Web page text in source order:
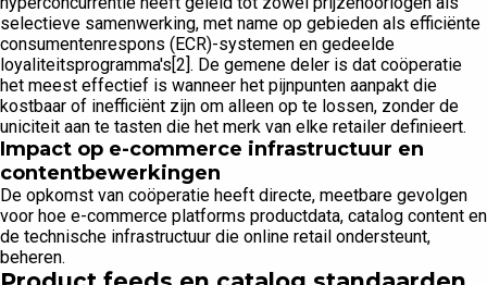
selectieve samenwerking, met name op gebieden als efficiënte
consumentenrespons (ECR)-systemen en gedeelde
loyaliteitsprogramma's[2]. De gemene deler is dat coöperatie
het meest effectief is wanneer het pijnpunten aanpakt die
kostbaar of inefficiënt zijn om alleen op te lossen, zonder de
uniciteit aan te tasten die het merk van elke retailer definieert.
Impact op e-commerce infrastructuur en
contentbewerkingen
De opkomst van coöperatie heeft directe, meetbare gevolgen
voor hoe e-commerce platforms productdata, catalog content en
de technische infrastructuur die online retail ondersteunt,
beheren.